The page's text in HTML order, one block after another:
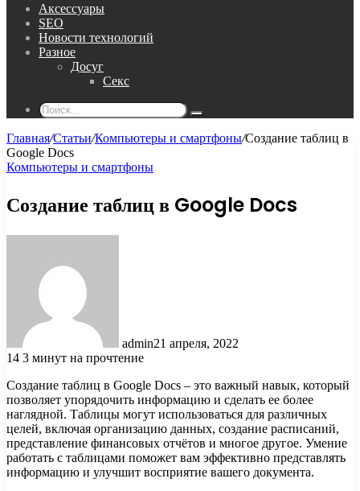
Аксессуары
SEO
Новости технологий
Разное
Досуг
Секс
Поиск...
Главная/Статьи/Компьютеры и смартфоны/Создание таблиц в
Google Docs
Компьютеры и смартфоны
Создание таблиц в Google Docs
admin21 апреля, 2022
14 3 минут на прочтение
Создание таблиц в Google Docs – это важный навык, который
позволяет упорядочить информацию и сделать ее более
наглядной. Таблицы могут использоваться для различных
целей, включая организацию данных, создание расписаний,
представление финансовых отчётов и многое другое. Умение
работать с таблицами поможет вам эффективно представлять
информацию и улучшит восприятие вашего документа.